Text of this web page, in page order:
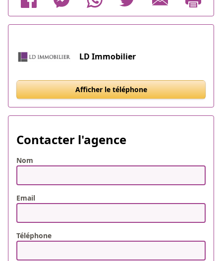
LD Immobilier
Afficher le téléphone
Contacter l'agence
Nom
Email
Téléphone